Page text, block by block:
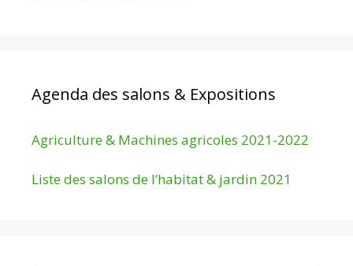
Agenda des salons & Expositions
Agriculture & Machines agricoles 2021-2022
Liste des salons de l’habitat & jardin 2021